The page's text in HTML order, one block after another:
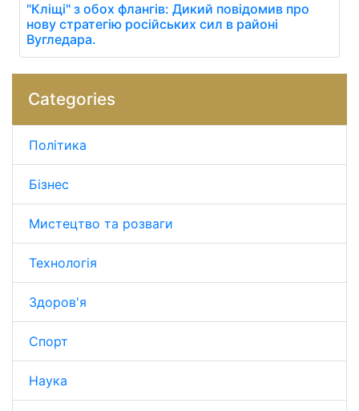
"Кліщі" з обох флангів: Дикий повідомив про
нову стратегію російських сил в районі
Вугледара.
Categories
Політика
Бізнес
Мистецтво та розваги
Технологія
Здоров'я
Спорт
Наука